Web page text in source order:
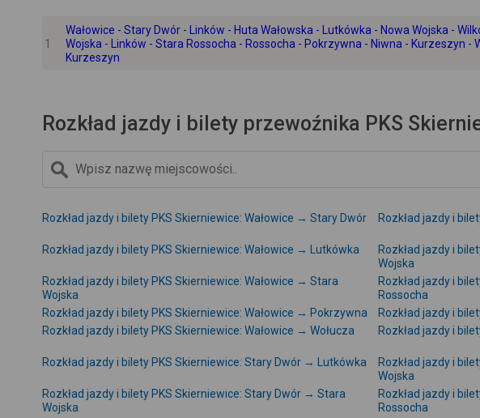
1
Wałowice - Stary Dwór - Linków - Huta Wałowska - Lutkówka - Nowa Wojska -
Wojska - Linków - Stara Rossocha - Rossocha - Pokrzywna - Niwna - Kurzeszyn -
Kurzeszyn
Rozkład jazdy i bilety przewoźnika PKS
Rozkład jazdy i bilety PKS Skierniewice: Wałowice → Stary Dwór Rozkład jazdy i
Rozkład jazdy i bilety PKS Skierniewice: Wałowice → Lutkówka
Rozkład jazdy i
Wojska
Rozkład jazdy i bilety PKS Skierniewice: Wałowice → Stara
Wojska
Rozkład jazdy i
Rossocha
Rozkład jazdy i bilety PKS Skierniewice: Wałowice → Pokrzywna Rozkład jazdy i
Rozkład jazdy i bilety PKS Skierniewice: Wałowice → Wołucza
Rozkład jazdy i
Rozkład jazdy i bilety PKS Skierniewice: Stary Dwór → Lutkówka
Rozkład jazdy i
Wojska
Rozkład jazdy i bilety PKS Skierniewice: Stary Dwór → Stara
Wojska
Rozkład jazdy i
Rossocha